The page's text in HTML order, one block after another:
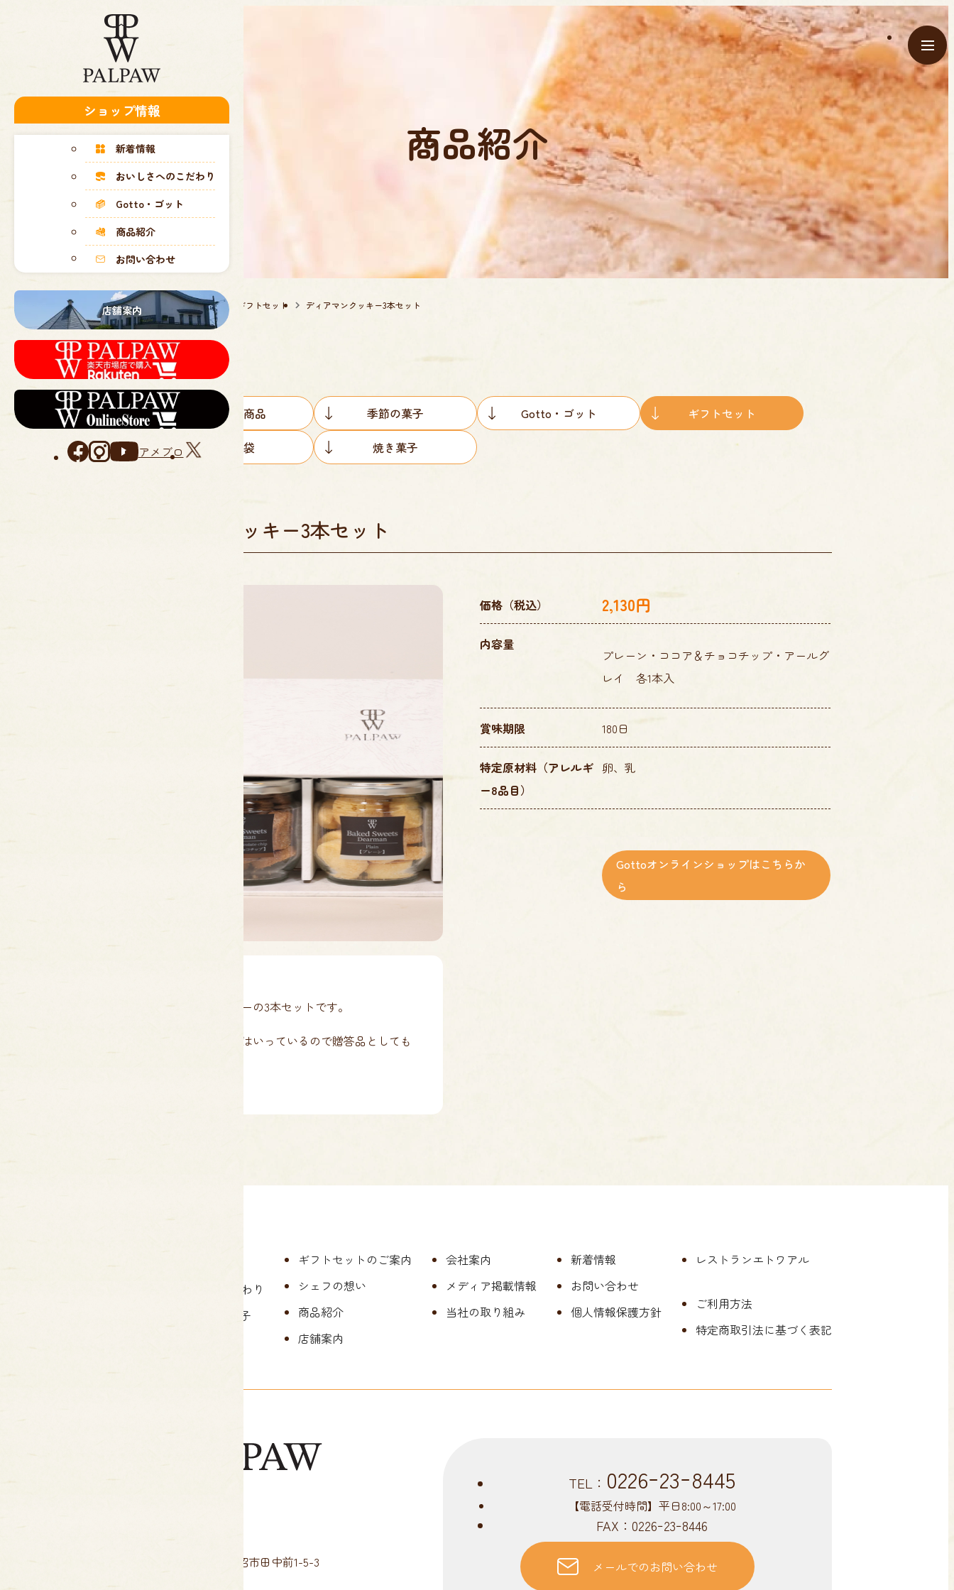
ショップ情報
新着情報
おいしさへのこだわり
Gotto・ゴット
商品紹介
お問い合わせ
店舗案内
アメブロ
商品紹介
TOP 商品紹介 ギフトセット ディアマンクッキー3本セット
すべての商品 季節の菓子 Gotto・ゴット
ギフトセット
手提げ袋
焼き菓子
ディアマンクッキー3本セット
ディアマンクッキーの3本セットです。
専用のギフト箱にはいっているので贈答品としても
価格（税込） 2,130円
内容量
プレーン・ココア＆チョコチップ・アールグ
レイ 各1本入
賞味期限 180日
特定原材料 （アレルギ
ー8品目）
卵、乳
Gottoオンラインショップはこちらか
ら
おいしさへのこだわり
PALPAWの焼き菓子
ギフトセットのご案内
シェフの想い
商品紹介
店舗案内
会社案内
メディア掲載情報
当社の取り組み
新着情報
お問い合わせ
個人情報保護方針
レストランエトワアル
ご利用方法
特定商取引法に基づく表記
〒988-0053 宮城県気仙沼市田中前1-5-3
TEL： 0226ｰ23ｰ8445
【電話受付時間】平日8:00～17:00
FAX：0226ｰ23ｰ8446
メールでのお問い合わせ